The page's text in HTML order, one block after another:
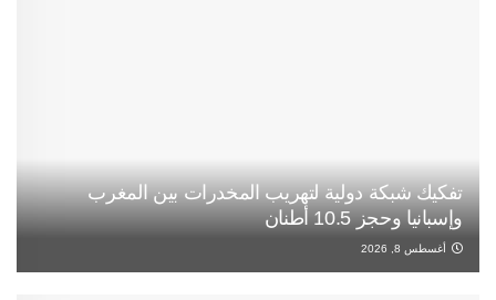
تفكيك شبكة دولية لتهريب المخدرات بين المغرب
وإسبانيا وحجز 10.5 أطنان
أغسطس 8, 2026